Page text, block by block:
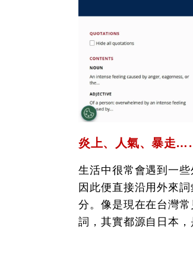
炎上、人氣、暴走
生活中很常會遇到一
因此便直接沿用外來
分。像是現在在台灣
詞，其實都源自日本，